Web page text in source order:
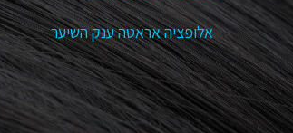
אלופציה אראטה ענק השיער